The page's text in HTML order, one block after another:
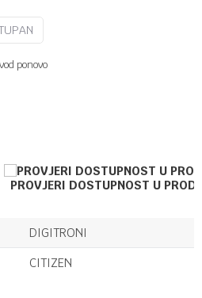
ponovo
PROVJERI DOSTUPNOST U
DIGITRONI
CITIZEN